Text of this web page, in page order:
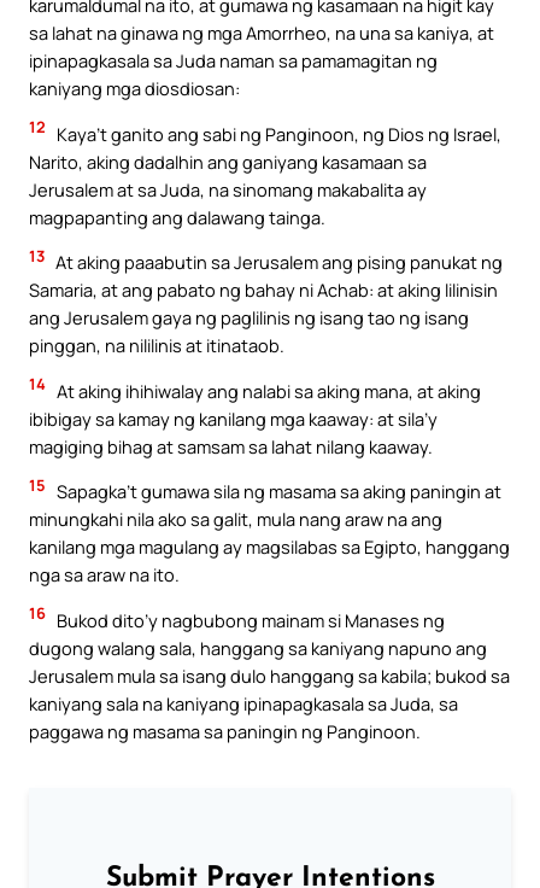
sa lahat na ginawa ng mga Amorrheo, na una sa kaniya, at
ipinapagkasala sa Juda naman sa pamamagitan ng
kaniyang mga diosdiosan:
12
Kaya’t ganito ang sabi ng Panginoon, ng Dios ng Israel,
Narito, aking dadalhin ang ganiyang kasamaan sa
Jerusalem at sa Juda, na sinomang makabalita ay
magpapanting ang dalawang tainga.
13 At aking paaabutin sa Jerusalem ang pising panukat ng
Samaria, at ang pabato ng bahay ni Achab: at aking lilinisin
ang Jerusalem gaya ng paglilinis ng isang tao ng isang
pinggan, na nililinis at itinataob.
14 At aking ihihiwalay ang nalabi sa aking mana, at aking
ibibigay sa kamay ng kanilang mga kaaway: at sila’y
magiging bihag at samsam sa lahat nilang kaaway.
15 Sapagka’t gumawa sila ng masama sa aking paningin at
minungkahi nila ako sa galit, mula nang araw na ang
kanilang mga magulang ay magsilabas sa Egipto, hanggang
nga sa araw na ito.
16 Bukod dito’y nagbubong mainam si Manases ng
dugong walang sala, hanggang sa kaniyang napuno ang
Jerusalem mula sa isang dulo hanggang sa kabila; bukod sa
kaniyang sala na kaniyang ipinapagkasala sa Juda, sa
paggawa ng masama sa paningin ng Panginoon.
Submit Prayer Intentions